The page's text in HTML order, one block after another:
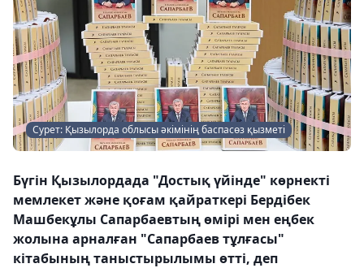
Сурет: Қызылорда облысы әкімінің баспасөз қызметі
Бүгін Қызылордада "Достық үйінде" көрнекті
мемлекет және қоғам қайраткері Бердібек
Машбекұлы Сапарбаевтың өмірі мен еңбек
жолына арналған "Сапарбаев тұлғасы"
кітабының таныстырылымы өтті, деп